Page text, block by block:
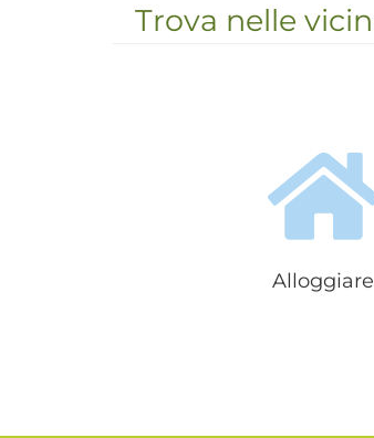
coltivate a
che abbia
Trova nelle
Alloggiare